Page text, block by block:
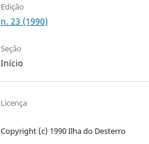
Edição
n. 23 (1990)
Seção
Início
Licença
Copyright (c) 1990 Ilha do Desterro